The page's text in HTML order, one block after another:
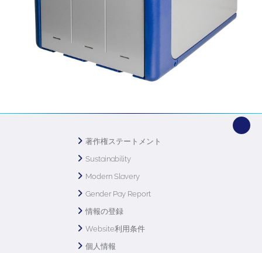
著作権ステートメント
Sustainability
Modern Slavery
Gender Pay Report
情報の登録
Website利用条件
個人情報